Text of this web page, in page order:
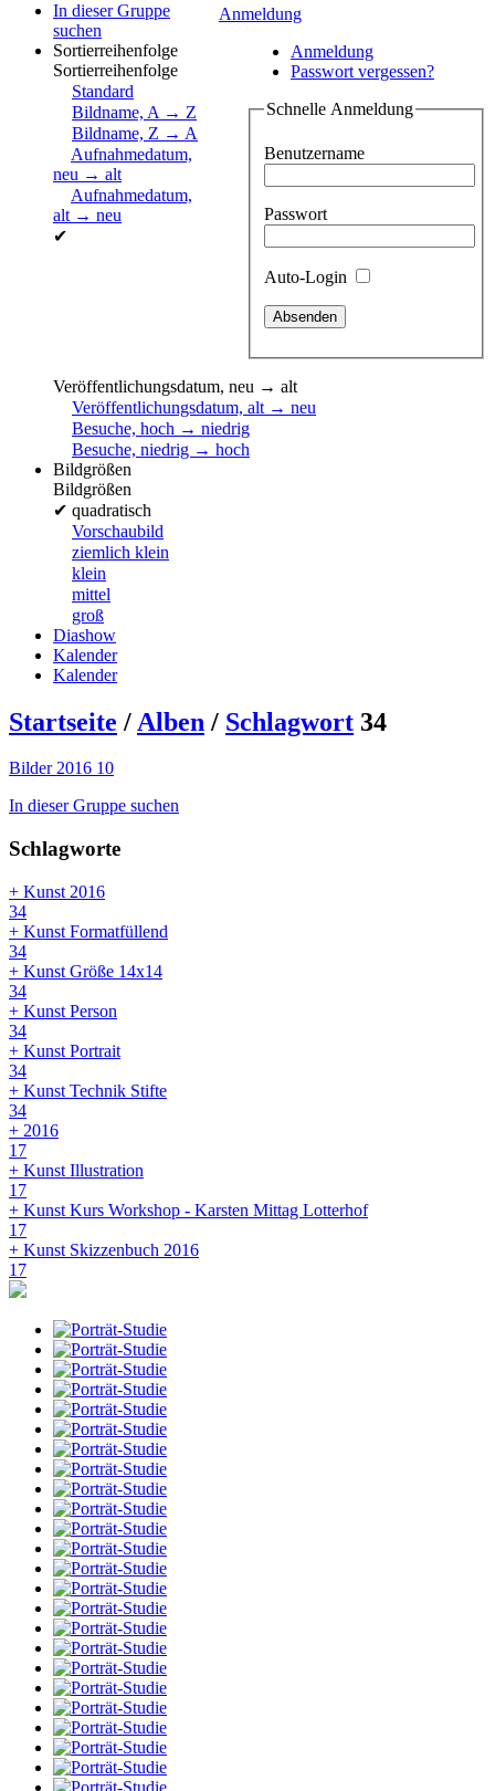
Anmeldung
Anmeldung
Passwort vergessen?
Schnelle Anmeldung
Benutzername
Passwort
Auto-Login
In dieser Gruppe
suchen
Sortierreihenfolge
Sortierreihenfolge
Standard
Bildname, A → Z
Bildname, Z → A
Aufnahmedatum,
neu → alt
Aufnahmedatum,
alt → neu
✔
Veröffentlichungsdatum, neu → alt
Veröffentlichungsdatum, alt → neu
Besuche, hoch → niedrig
Besuche, niedrig → hoch
Bildgrößen
Bildgrößen
✔ quadratisch
Vorschaubild
ziemlich klein
klein
mittel
groß
Diashow
Kalender
Kalender
Startseite / Alben / Schlagwort 34
Bilder 2016 10
In dieser Gruppe suchen
Schlagworte
+ Kunst 2016
34
+ Kunst Formatfüllend
34
+ Kunst Größe 14x14
34
+ Kunst Person
34
+ Kunst Portrait
34
+ Kunst Technik Stifte
34
+ 2016
17
+ Kunst Illustration
17
+ Kunst Kurs Workshop - Karsten Mittag Lotterhof
17
+ Kunst Skizzenbuch 2016
17